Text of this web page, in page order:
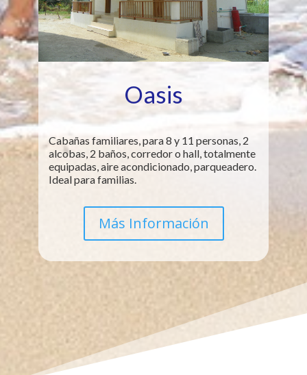
Oasis
Cabañas familiares, para 8 y 11 personas, 2
alcobas, 2 baños, corredor o hall, totalmente
equipadas, aire acondicionado, parqueadero.
Ideal para familias.
Más Información